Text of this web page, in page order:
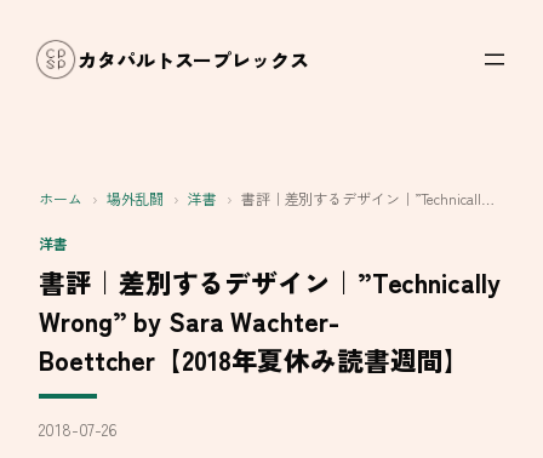
カタパルトスープレックス
ホーム › 場外乱闘 › 洋書 › 書評｜差別するデザイン｜”Technicall…
洋書
書評｜差別するデザイン｜”Technically
Wrong” by Sara Wachter-
Boettcher【2018年夏休み読書週間】
2018-07-26